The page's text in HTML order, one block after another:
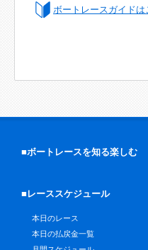
ボートレースガイドは
■ボートレースを知る楽しむ
■レーススケジュール
本日のレース
本日の払戻金一覧